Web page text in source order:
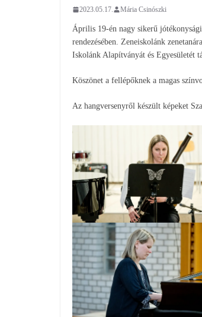
2023.05.17. Mária Csinószki
Április 19-én nagy sikerű
rendezésében. Zeneiskolánk
Iskolánk Alapítványát és Egyesületét
Köszönet a fellépőknek a magas
Az hangversenyről készült képeket